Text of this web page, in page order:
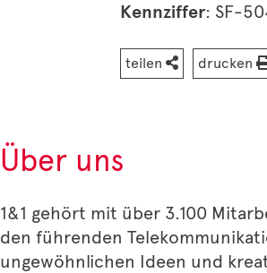
Kennziffer: SF-
teilen drucken
Über uns
1&1 gehört mit über 3.100
den führenden
ungewöhnlichen Ideen und